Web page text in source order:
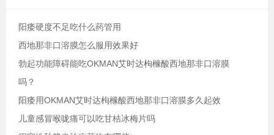
阳痿硬度不足吃什么药管用
西地那非口溶膜怎么服用效果好
勃起功能障碍能吃OKMAN艾时达枸橼酸西地那非口溶膜
吗？
阳痿用OKMAN艾时达枸橼酸西地那非口溶膜多久起效
儿童感冒喉咙痛可以吃甘桔冰梅片吗